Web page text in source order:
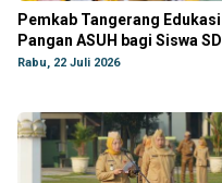
Pemkab Tangerang Edukasi
Pangan ASUH bagi Siswa SD
Rabu, 22 Juli 2026